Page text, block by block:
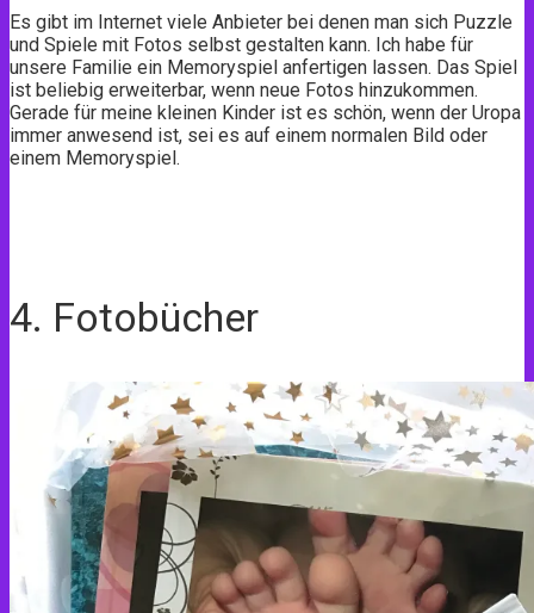
Es gibt im Internet viele Anbieter bei denen man sich Puzzle
und Spiele mit Fotos selbst gestalten kann. Ich habe für
unsere Familie ein Memoryspiel anfertigen lassen. Das Spiel
ist beliebig erweiterbar, wenn neue Fotos hinzukommen.
Gerade für meine kleinen Kinder ist es schön, wenn der Uropa
immer anwesend ist, sei es auf einem normalen Bild oder
einem Memoryspiel.
4. Fotobücher